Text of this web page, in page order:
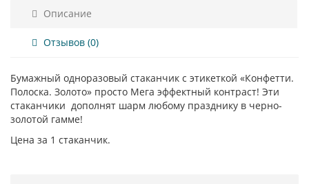
Описание
Отзывов (0)
Бумажный одноразовый стаканчик с этикеткой «Конфетти.
Полоска. Золото» просто Мега эффектный контраст! Эти
стаканчики дополнят шарм любому празднику в черно-
золотой гамме!
Цена за 1 стаканчик.